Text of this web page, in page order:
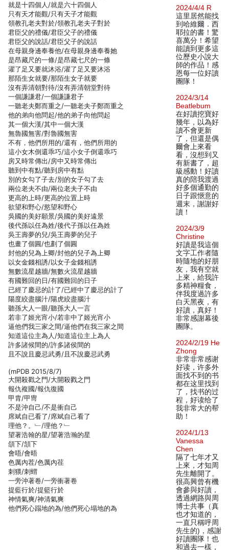
就是十四個人/就是六十四個人
只有天才能觀/只有天子才能觀
領教孔老夫對於/領教孔老夫子對於
君臣父的禮儀/君臣父子的禮儀
君臣父的說話/君臣父子的說話
在母親身邊奉養他/在母親身邊奉養她
是昂藏尺的一條/是昂藏七尺的一條
濯了足又要就沐浴/濯了足又要沐浴
那陌生女就要/那陌生女子就要
沒有弄清朝對待/沒有弄清朝堂對待
一個謙謙君/一個謙謙君子
一聽老夫鄭而重之/一聽老夫子鄭而重之
他的弟向他問起/他的弟子向他問起
其一個大漢/其中一個大漢
無魯國無害/對魯國無害
不有，他們所用的/還有，他們所用的
這小女木倒還乖巧/這小女子倒還乖巧
房又時常傳出/房中又時常傳出
聽到中有點/聽到房中有點
別的女勾了子去/別的女子勾了去
兩位老夫不由/兩位老夫子不由
更高的上時/更高的位置上時
欲望和野心/慾望和野心
吳國的美好願景/吳國的美好遠景
後代孫以任為姓/後代子孫以任為姓
吳王壽夢的兒/吳王壽夢的兒子
也畫了個圓/也劃了個圓
封他的兒為上卿/封他的兒子為上卿
以女金錢相誘/以女子金錢相誘
無數流星越牆/無數火流星越牆
有國難回的日/有國難回的日子
已經了慶忌的計了/已經中了慶忌的計了
陽度絞盡腦汁/陽虎絞盡腦汁
聽孫大人一眼/聽孫大人一言
若非了姬光宵小/若非中了姬光宵小
逼他們我三家之間/逼他們在我三家之間
知道這位主為人/知道這位主上為人
許多諸候間的/許多諸侯間的
且不說且慶忌武勇/且不說慶忌武勇
(mPDB 2015/8/7)
大開殺戳之門/大開殺戮之門
報仇複國/報仇復國
甲胄/甲冑
不是沖自己/不是衝自己
席斌自已看了/席斌自己看了
理他？。﹂/理他？﹂
望著浩翰的星/望著浩瀚的星
頜下/頷下
會唔/會晤
色厲內茬/色厲內荏
刺猥/刺蝟
一旁沖著卷/一旁衝著卷
提藍行於/提籃行於
神情氣爽/神清氣爽
他們死心蹋地的為/他們死心塌地的為
2024/4/4 R
這里居然能找
到哈維爾．西
耶拉的書！驚
喜萬分！希望
能讀到更多這
位歷史小說大
師的作品！感
恩每一位好讀
團隊！
2024/3/14
Beatlebum
在好讀挖寶好
幾年，以為好
讀不會更新
了，但還是偶
爾會上來看
看，沒想到又
有新書了，超
級感動！好讀
真的陪我渡過
好多個通勤的
日子跟愜意的
週末，謝謝好
讀！
2024/3/9
Christine
好讀是我這個
文字工作者隨
時隨地的好朋
友，我有空就
上來，給我許
多精神糧食，
伴我度過許多
白天黑夜，有
好讀，真好！
非常感謝幕後
團隊。
2024/2/19 He
Zhong
非常非常感谢
好读，许多外
面找不到的书
都在这里找到
了，找书的过
程，好读给了
我非常大的帮
助！
2024/1/13
Vanessa
Chen
隔了七年才又
上來，才知周
先生離開了。
很高興曾有機
會參與好讀，
透過網路與周
博士共事（真
也才知道的，
一直只稱呼周
先生的)，感謝
好讀團隊！也
和過去一樣，